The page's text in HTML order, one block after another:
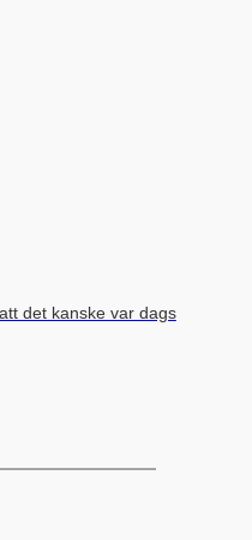
det kanske var dags